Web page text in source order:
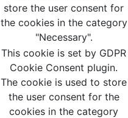
store the user consent for
the cookies in the category
"Necessary".
This cookie is set by GDPR
Cookie Consent plugin.
The cookie is used to store
the user consent for the
cookies in the category